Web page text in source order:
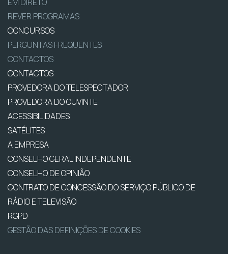
REVER PROGRAMAS
CONCURSOS
PERGUNTAS FREQUENTES
CONTACTOS
CONTACTOS
PROVEDORA DO TELESPECTADOR
PROVEDORA DO OUVINTE
ACESSIBILIDADES
SATÉLITES
A EMPRESA
CONSELHO GERAL INDEPENDENTE
CONSELHO DE OPINIÃO
CONTRATO DE CONCESSÃO DO SERVIÇO PÚBLICO DE
RÁDIO E TELEVISÃO
RGPD
GESTÃO DAS DEFINIÇÕES DE COOKIES